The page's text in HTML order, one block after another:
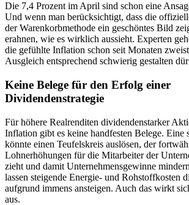
Die 7,4 Prozent im April sind schon eine
Und wenn man berücksichtigt, dass die
der Warenkorbmethode ein geschöntes Bild
erahnen, wie es wirklich aussieht. Experten
die gefühlte Inflation schon seit Monaten
Ausgleich entsprechend schwierig gestalten
Keine Belege für den Erfolg einer
Dividendenstrategie
Für höhere Realrenditen dividendenstarker
Inflation gibt es keine handfesten Belege. Eine
könnte einen Teufelskreis auslösen, der
Lohnerhöhungen für die Mitarbeiter der
zieht und damit Unternehmensgewinne
lassen steigende Energie- und Rohstoffkosten
aufgrund immens ansteigen. Auch das wirkt
aus.